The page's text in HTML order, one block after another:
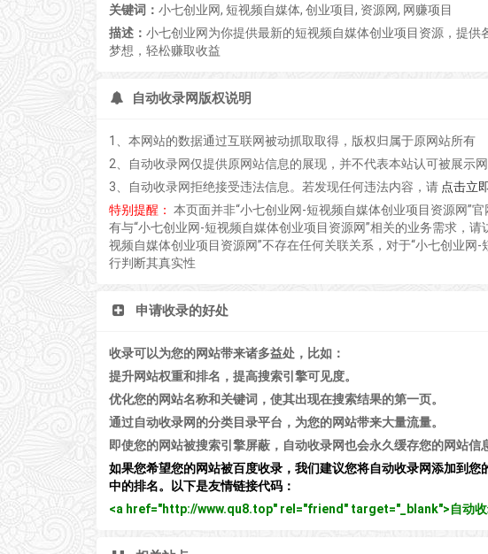
关键词： 小七创业网, 短视频自媒体, 创业项目, 资源网, 网赚项目
描述： 小七创业网为你提供最新的短视频自媒体创业项目资源，提
梦想，轻松赚取收益
自动收录网版权说明
1、本网站的数据通过互联网被动抓取取得，版权归属于原网站所有
2、自动收录网仅提供原网站信息的展现，并不代表本站认可被展示
3、自动收录网拒绝接受违法信息。若发现任何违法内容，请 点击立
特别提醒： 本页面并非“小七创业网-短视频自媒体创业项目资源网”
有与“小七创业网-短视频自媒体创业项目资源网”相关的业务需求，
视频自媒体创业项目资源网”不存在任何关联关系，对于“小七创业网
行判断其真实性
申请收录的好处
收录可以为您的网站带来诸多益处，比如：
提升网站权重和排名，提高搜索引擎可见度。
优化您的网站名称和关键词，使其出现在搜索结果的第一页。
通过自动收录网的分类目录平台，为您的网站带来大量流量。
即使您的网站被搜索引擎屏蔽，自动收录网也会永久缓存您的网站信
如果您希望您的网站被百度收录，我们建议您将自动收录网添加到
中的排名。以下是友情链接代码：
<a href="http://www.qu8.top" rel="friend" target="_blank">自动收